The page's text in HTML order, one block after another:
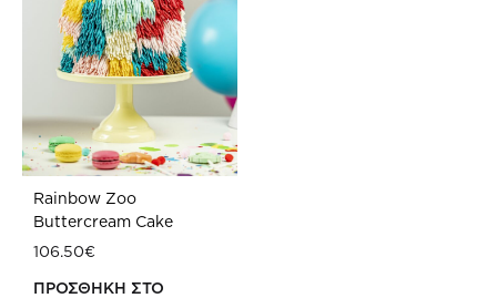
Rainbow Ζoo
Buttercream Cake
106.50€
ΠΡΟΣΘΗΚΗ ΣΤΟ